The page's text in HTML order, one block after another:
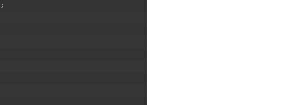
;